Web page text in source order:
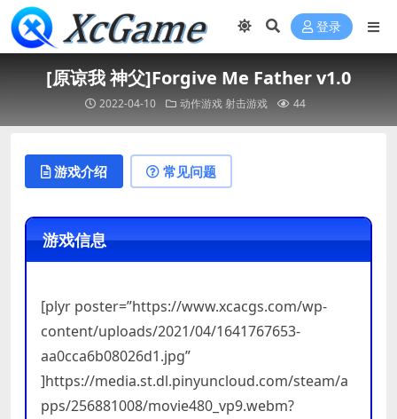
登录
[原谅我 神父]Forgive Me Father v1.0
2022-04-10 动作游戏 射击游戏 44
游戏介绍 常见问题
游戏信息
[plyr poster=”https://www.xcacgs.com/wp-
content/uploads/2021/04/1641767653-
aa0cca6b08026d1.jpg”
]https://media.st.dl.pinyuncloud.com/steam/a
pps/256881008/movie480_vp9.webm?